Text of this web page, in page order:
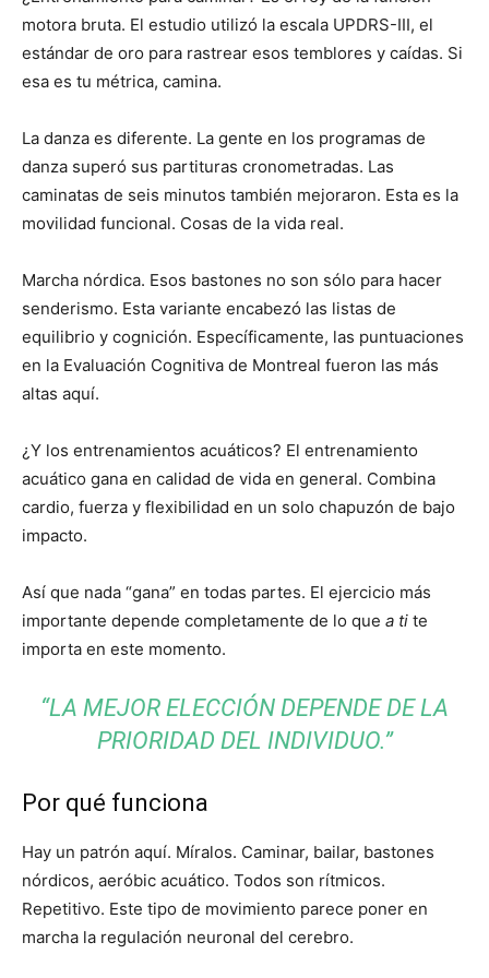
motora bruta. El estudio utilizó la escala UPDRS-III, el
estándar de oro para rastrear esos temblores y caídas. Si
esa es tu métrica, camina.
La danza es diferente. La gente en los programas de
danza superó sus partituras cronometradas. Las
caminatas de seis minutos también mejoraron. Esta es la
movilidad funcional. Cosas de la vida real.
Marcha nórdica. Esos bastones no son sólo para hacer
senderismo. Esta variante encabezó las listas de
equilibrio y cognición. Específicamente, las puntuaciones
en la Evaluación Cognitiva de Montreal fueron las más
altas aquí.
¿Y los entrenamientos acuáticos? El entrenamiento
acuático gana en calidad de vida en general. Combina
cardio, fuerza y ​​flexibilidad en un solo chapuzón de bajo
impacto.
Así que nada “gana” en todas partes. El ejercicio más
importante depende completamente de lo que a ti te
importa en este momento.
“LA MEJOR ELECCIÓN DEPENDE DE LA
PRIORIDAD DEL INDIVIDUO.”
Por qué funciona
Hay un patrón aquí. Míralos. Caminar, bailar, bastones
nórdicos, aeróbic acuático. Todos son rítmicos.
Repetitivo. Este tipo de movimiento parece poner en
marcha la regulación neuronal del cerebro.